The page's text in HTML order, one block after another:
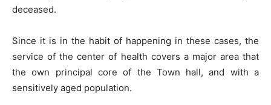
deceased.
Since it is in the habit of happening in these cases, the
service of the center of health covers a major area that
the own principal core of the Town hall, and with a
sensitively aged population.